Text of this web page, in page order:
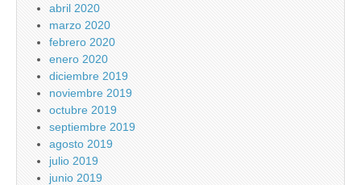
abril 2020
marzo 2020
febrero 2020
enero 2020
diciembre 2019
noviembre 2019
octubre 2019
septiembre 2019
agosto 2019
julio 2019
junio 2019